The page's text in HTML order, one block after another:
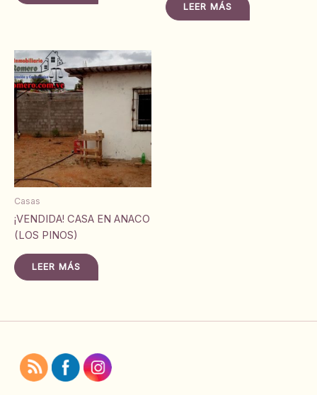
LEER MÁS
Casas
¡VENDIDA! CASA EN ANACO
(LOS PINOS)
LEER MÁS